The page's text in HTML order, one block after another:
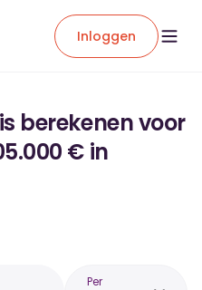
Inloggen
berekenen voor
€ in
Per